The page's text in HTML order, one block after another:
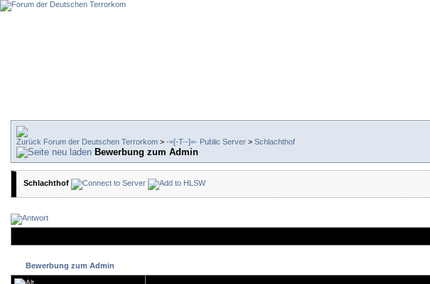
Forum der Deutschen Terrorkom > -=[-T--]=- Public Server > Schlachthof
Bewerbung zum Admin
Schlachthof
Bewerbung zum Admin